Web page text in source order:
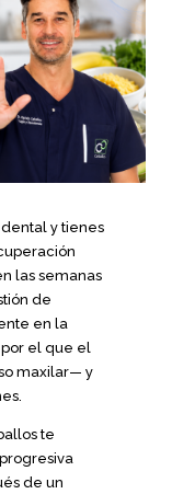
y tienes
las semanas
de
en la
el que el
maxilar— y
te
de un